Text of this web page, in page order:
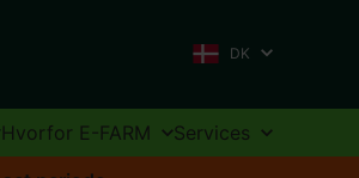
DK
Hvorfor E-FARM
Services